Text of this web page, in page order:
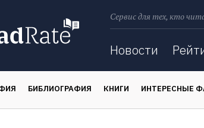
Сервис для тех, кто
Новости
БИБЛИОГРАФИЯ КНИГИ ИНТЕРЕСНЫЕ